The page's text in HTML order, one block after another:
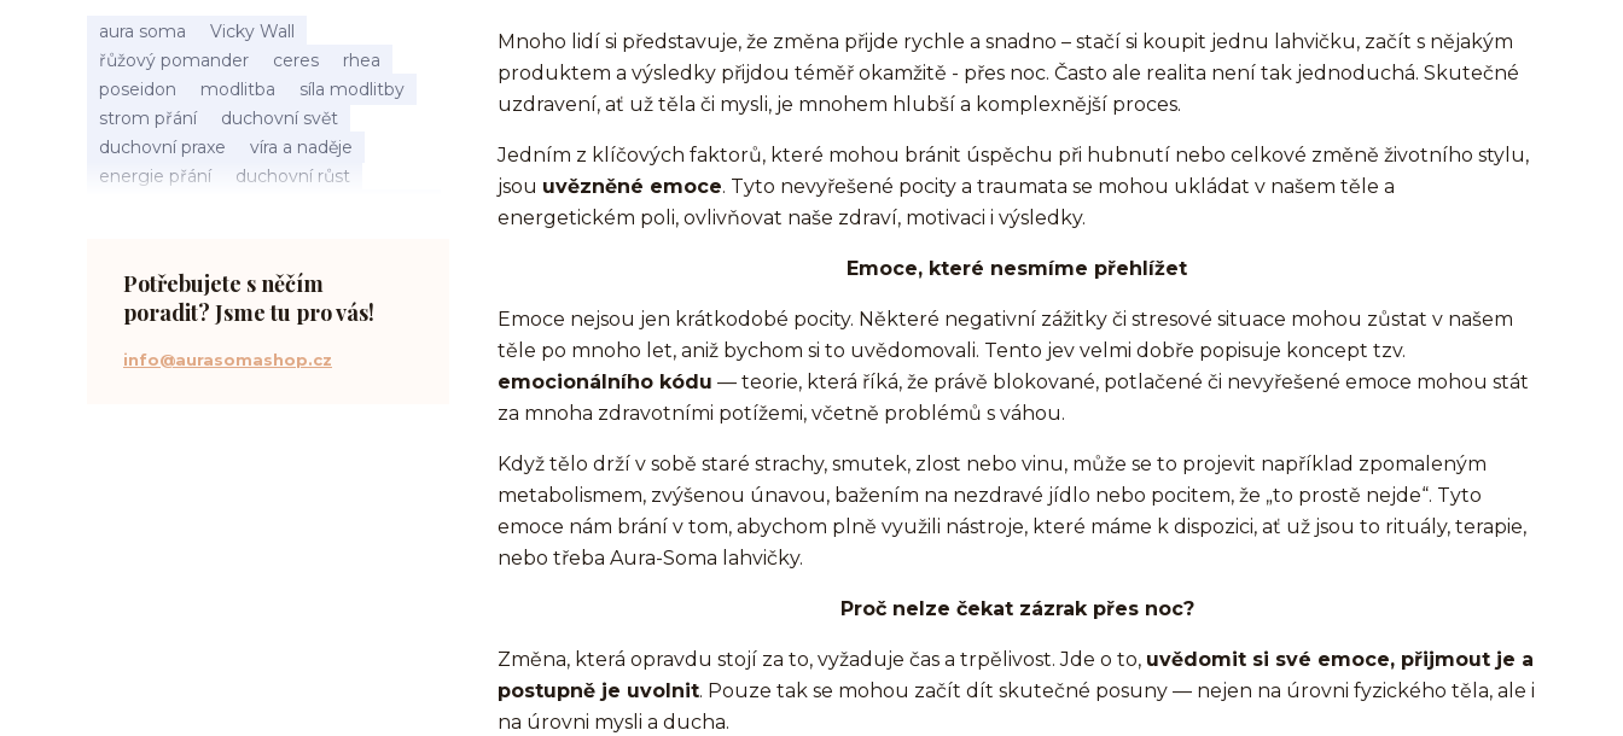
aura soma
Vicky Wall
řůžový pomander
ceres
rhea
poseidon
modlitba
síla modlitby
strom přání
duchovní svět
duchovní praxe
víra a naděje
energie přání
duchovní růst
práce s energiemi
přání a manifestace
Potřebujete s něčím
poradit? Jsme tu pro vás!
info@aurasomashop.cz
Mnoho lidí si představuje, že změna přijde rychle a snadno – stačí si koupit jednu lahvičku, začít s nějakým
produktem a výsledky přijdou téměř okamžitě - přes noc. Často ale realita není tak jednoduchá. Skutečné
uzdravení, ať už těla či mysli, je mnohem hlubší a komplexnější proces.
Jedním z klíčových faktorů, které mohou bránit úspěchu při hubnutí nebo celkové změně životního stylu,
jsou uvězněné emoce. Tyto nevyřešené pocity a traumata se mohou ukládat v našem těle a
energetickém poli, ovlivňovat naše zdraví, motivaci i výsledky.
Emoce, které nesmíme přehlížet
Emoce nejsou jen krátkodobé pocity. Některé negativní zážitky či stresové situace mohou zůstat v našem
těle po mnoho let, aniž bychom si to uvědomovali. Tento jev velmi dobře popisuje koncept tzv.
emocionálního kódu — teorie, která říká, že právě blokované, potlačené či nevyřešené emoce mohou stát
za mnoha zdravotními potížemi, včetně problémů s váhou.
Když tělo drží v sobě staré strachy, smutek, zlost nebo vinu, může se to projevit například zpomaleným
metabolismem, zvýšenou únavou, bažením na nezdravé jídlo nebo pocitem, že „to prostě nejde“. Tyto
emoce nám brání v tom, abychom plně využili nástroje, které máme k dispozici, ať už jsou to rituály, terapie,
nebo třeba Aura-Soma lahvičky.
Proč nelze čekat zázrak přes noc?
Změna, která opravdu stojí za to, vyžaduje čas a trpělivost. Jde o to, uvědomit si své emoce, přijmout je a
postupně je uvolnit. Pouze tak se mohou začít dít skutečné posuny — nejen na úrovni fyzického těla, ale i
na úrovni mysli a ducha.